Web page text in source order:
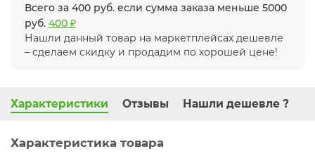
Всего за 400 руб. если сумма заказа меньше 5000
руб. 400 ₽
Нашли данный товар на маркетплейсах дешевле
– сделаем скидку и продадим по хорошей цене!
Характеристики Отзывы Нашли дешевле ?
Характеристика товара